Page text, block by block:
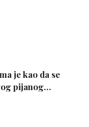
je kao da se
pijanog